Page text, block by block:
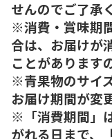
せんのでご了承
※消費・賞味期
合は、お届けが
ことがあります
※青果物のサイ
お届け期間が変
※「消費期間」
がれる日まで、